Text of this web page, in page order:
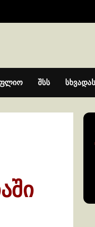
შსს